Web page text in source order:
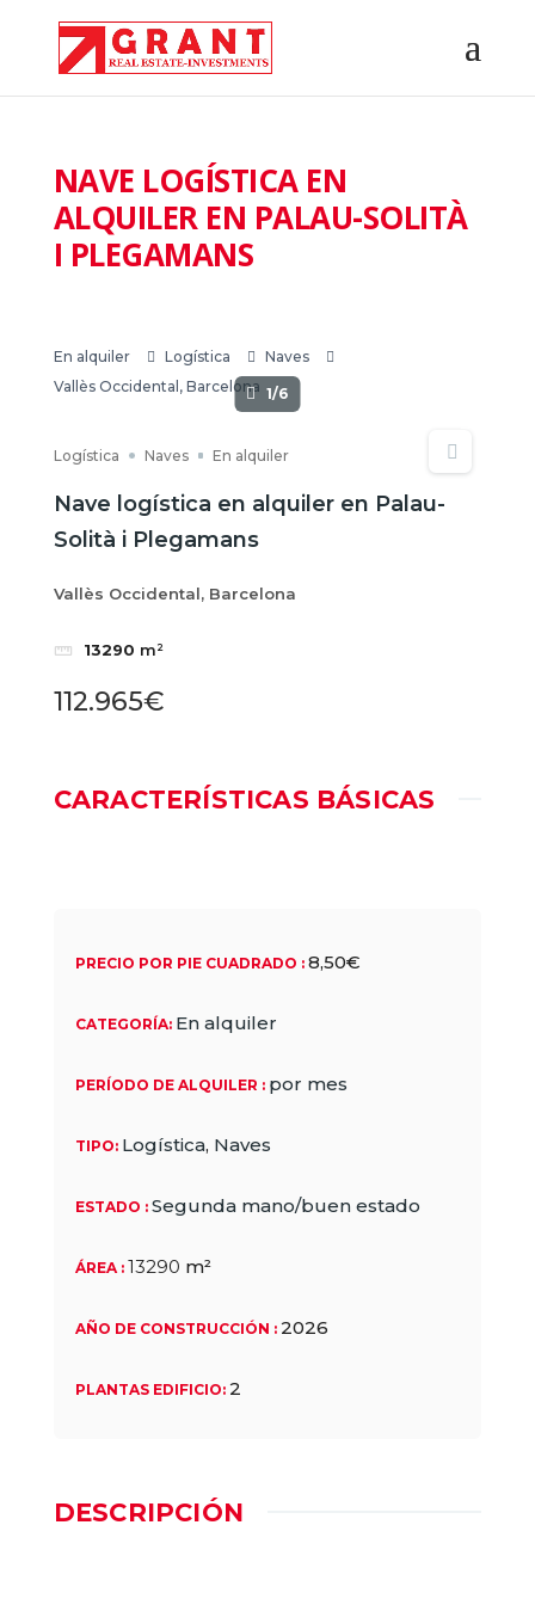
NAVE LOGÍSTICA EN
ALQUILER EN PALAU-SOLITÀ
I PLEGAMANS
En alquiler Logística
Naves
Vallès Occidental, Barcelona 1/6
Logística Naves En alquiler
Nave logística en alquiler en Palau-
Solità i Plegamans
Vallès Occidental, Barcelona
13290 m²
112.965€
CARACTERÍSTICAS BÁSICAS
PRECIO POR PIE CUADRADO : 8,50€
CATEGORÍA: En alquiler
PERÍODO DE ALQUILER : por mes
TIPO: Logística, Naves
ESTADO : Segunda mano/buen estado
ÁREA : 13290 m²
AÑO DE CONSTRUCCIÓN : 2026
PLANTAS EDIFICIO: 2
DESCRIPCIÓN